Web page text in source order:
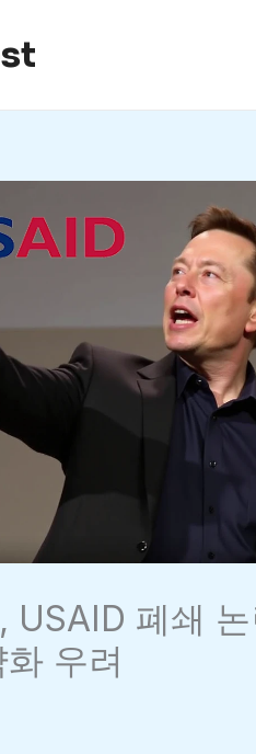
USAID 폐쇄
우려